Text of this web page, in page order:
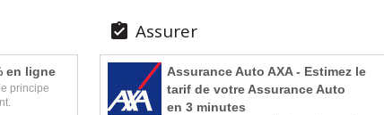
en ligne
principe
 Assurer
Assurance Auto AXA - Estimez le
tarif de votre Assurance Auto
en 3 minutes